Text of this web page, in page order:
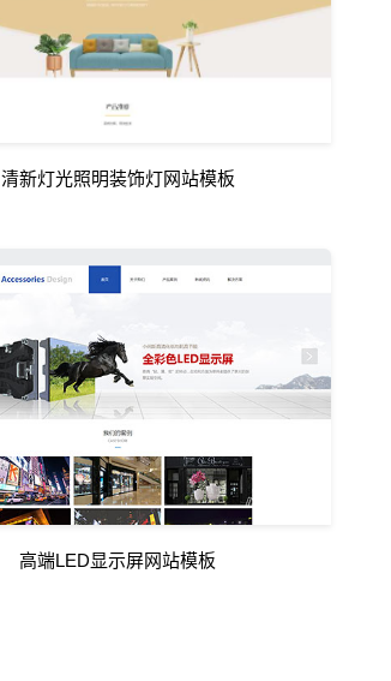
清新灯光照明装饰灯网站模板
高端LED显示屏网站模板